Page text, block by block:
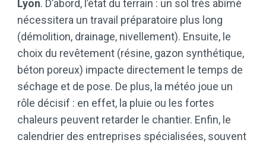
Lyon. D’abord, l’état du terrain : un sol très abîmé
nécessitera un travail préparatoire plus long
(démolition, drainage, nivellement). Ensuite, le
choix du revêtement (résine, gazon synthétique,
béton poreux) impacte directement le temps de
séchage et de pose. De plus, la météo joue un
rôle décisif : en effet, la pluie ou les fortes
chaleurs peuvent retarder le chantier. Enfin, le
calendrier des entreprises spécialisées, souvent